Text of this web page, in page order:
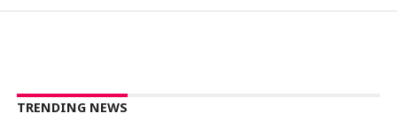
TRENDING NEWS